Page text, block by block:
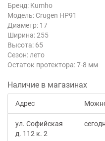
Бренд: Kumho
Модель: Crugen HP91
Диаметр: 17
Ширина: 255
Высота: 65
Сезон: лето
Остаток протектора: 7-8 мм
Наличие в магазинах
Адрес
ул. Софийская
д. 112 к. 2